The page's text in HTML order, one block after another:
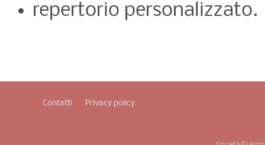
repertorio personalizzato.
Contatti Privacy policy ­